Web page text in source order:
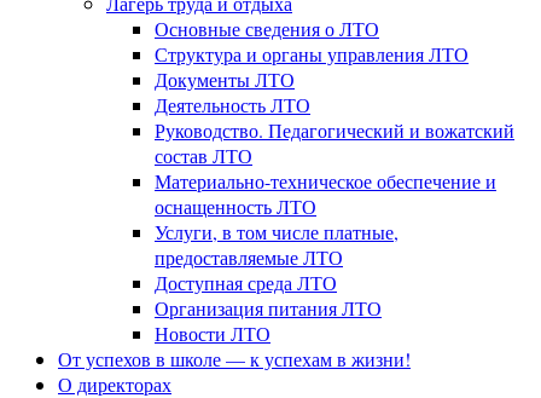
Основные сведения о ЛТО
Структура и органы управления ЛТО
Документы ЛТО
Деятельность ЛТО
Руководство. Педагогический и вожатский
состав ЛТО
Материально-техническое обеспечение и
оснащенность ЛТО
Услуги, в том числе платные,
предоставляемые ЛТО
Доступная среда ЛТО
Организация питания ЛТО
Новости ЛТО
От успехов в школе — к успехам в жизни!
О директорах